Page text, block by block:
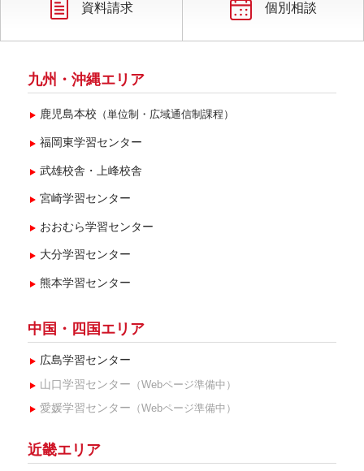
資料請求 個別相談
九州・沖縄エリア
鹿児島本校 （単位制・広域通信制課程）
福岡東学習センター
武雄校舎・上峰校舎
宮崎学習センター
おおむら学習センター
大分学習センター
熊本学習センター
中国・四国エリア
広島学習センター
山口学習センター （Webページ準備中）
愛媛学習センター （Webページ準備中）
近畿エリア